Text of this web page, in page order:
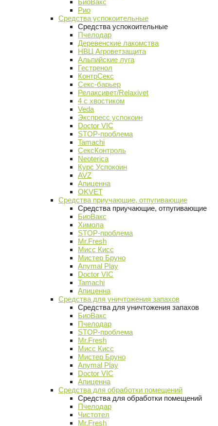
БиоВакс
Рио
Средства успокоительные
Средства успокоительные
Пчелодар
Деревенские лакомства
НВЦ Агроветзащита
Альпийские луга
Гестренол
КонтрСекс
Секс-барьер
Релаксивет/Relaxivet
4 с хвостиком
Veda
Экспресс успокоин
Doctor VIC
STOP-проблема
Tamachi
СексКонтроль
Neoterica
Курс Успокоин
AVZ
Апиценна
OKVET
Средства приучающие, отпугивающие
Средства приучающие, отпугивающие
БиоВакс
Химола
STOP-проблема
Mr.Fresh
Мисс Кисс
Мистер Бруно
Anymal Play
Doctor VIC
Tamachi
Апиценна
Средства для уничтожения запахов
Средства для уничтожения запахов
БиоВакс
Пчелодар
STOP-проблема
Mr.Fresh
Мисс Кисс
Мистер Бруно
Anymal Play
Doctor VIC
Апиценна
Средства для обработки помещений
Средства для обработки помещений
Пчелодар
Чистотел
Mr.Fresh